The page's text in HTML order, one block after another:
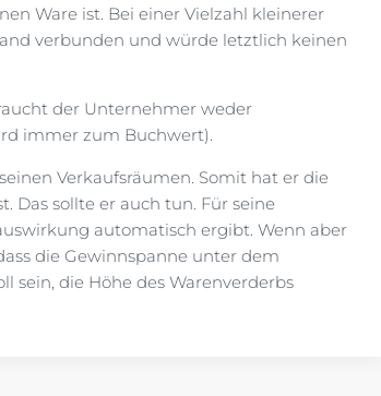
Ware ist. Bei einer Vielzahl kleinerer
verbunden und würde letztlich keinen
der Unternehmer weder
immer zum Buchwert).
Verkaufsräumen. Somit hat er die
Das sollte er auch tun. Für seine
automatisch ergibt. Wenn aber
die Gewinnspanne unter dem
sein, die Höhe des Warenverderbs